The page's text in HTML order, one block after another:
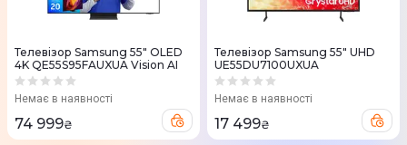
Телевізор Samsung 55" OLED
4K QE55S95FAUXUA Vision AI
Немає в наявності
74 999₴
Телевізор Samsung 55" UHD
UE55DU7100UXUA
Немає в наявності
17 499₴